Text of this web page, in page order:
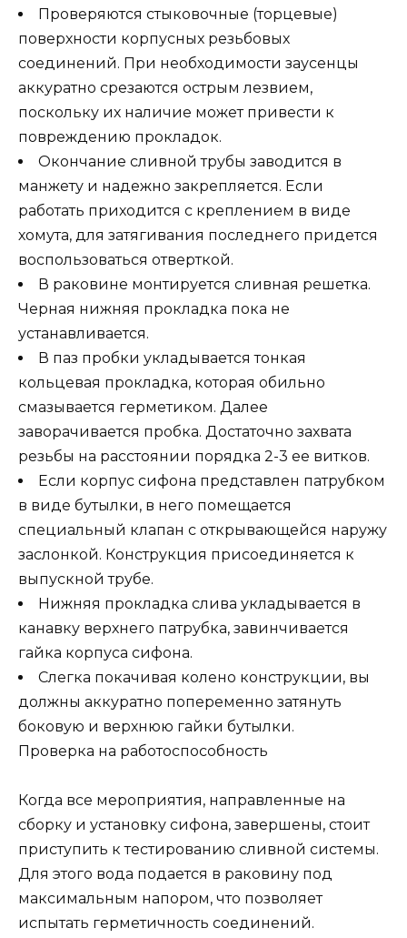
Проверяются стыковочные (торцевые)
поверхности корпусных резьбовых
соединений. При необходимости заусенцы
аккуратно срезаются острым лезвием,
поскольку их наличие может привести к
повреждению прокладок.
Окончание сливной трубы заводится в
манжету и надежно закрепляется. Если
работать приходится с креплением в виде
хомута, для затягивания последнего придется
воспользоваться отверткой.
В раковине монтируется сливная решетка.
Черная нижняя прокладка пока не
устанавливается.
В паз пробки укладывается тонкая
кольцевая прокладка, которая обильно
смазывается герметиком. Далее
заворачивается пробка. Достаточно захвата
резьбы на расстоянии порядка 2-3 ее витков.
Если корпус сифона представлен патрубком
в виде бутылки, в него помещается
специальный клапан с открывающейся наружу
заслонкой. Конструкция присоединяется к
выпускной трубе.
Нижняя прокладка слива укладывается в
канавку верхнего патрубка, завинчивается
гайка корпуса сифона.
Слегка покачивая колено конструкции, вы
должны аккуратно попеременно затянуть
боковую и верхнюю гайки бутылки.
Проверка на работоспособность
Когда все мероприятия, направленные на
сборку и установку сифона, завершены, стоит
приступить к тестированию сливной системы.
Для этого вода подается в раковину под
максимальным напором, что позволяет
испытать герметичность соединений.